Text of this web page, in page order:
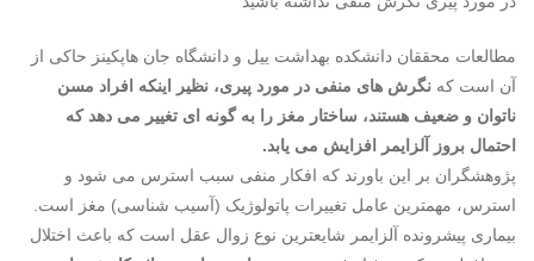
مطالعات محققان دانشکده بهداشت ییل و دانشگاه جان هاپکینز حاکی از
آن است که نگرش های منفی در مورد پیری، نظیر اینکه افراد مسن
ناتوان و ضعیف هستند، ساختار مغز را به گونه ای تغییر می دهد که
احتمال بروز آلزایمر افزایش می یابد.
پژوهشگران بر این باورند که افکار منفی سبب استرس می شود و
استرس، مهمترین عامل تغییرات پاتولوژیک (آسیب شناسی) مغز است.
بیماری پیشرونده آلزایمر شایعترین نوع زوال عقل است که باعث اختلال